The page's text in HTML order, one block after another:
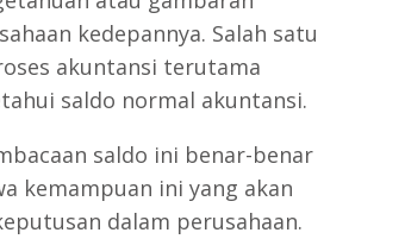
kedepannya. Salah satu
akuntansi terutama
saldo normal akuntansi.
saldo ini benar-benar
kemampuan ini yang akan
dalam perusahaan.